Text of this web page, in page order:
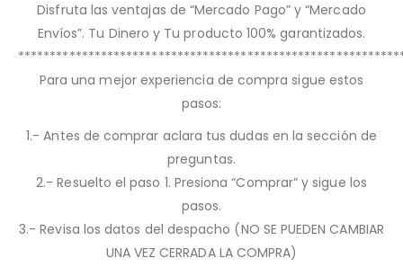
Disfruta las ventajas de “Mercado Pago” y “Mercado
Envíos”. Tu Dinero y Tu producto 100% garantizados.
Para una mejor experiencia de compra sigue estos
pasos:
1.- Antes de comprar aclara tus dudas en la sección de
preguntas.
2.- Resuelto el paso 1. Presiona “Comprar” y sigue los
pasos.
3.- Revisa los datos del despacho (NO SE PUEDEN CAMBIAR
UNA VEZ CERRADA LA COMPRA)